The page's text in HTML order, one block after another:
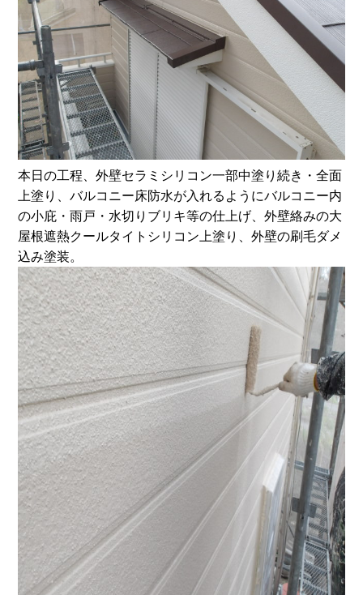
本日の工程、外壁セラミシリコン一部中塗り続き・全面
上塗り、バルコニー床防水が入れるようにバルコニー内
の小庇・雨戸・水切りブリキ等の仕上げ、外壁絡みの大
屋根遮熱クールタイトシリコン上塗り、外壁の刷毛ダメ
込み塗装。